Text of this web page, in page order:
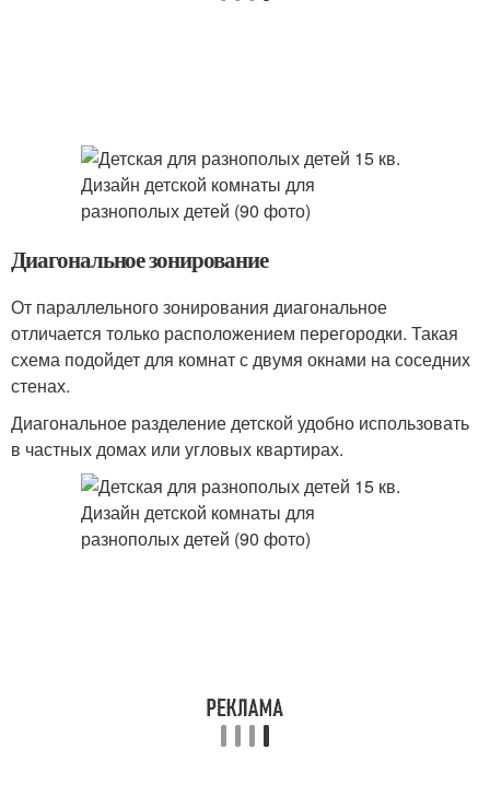
Диагональное зонирование
От параллельного зонирования диагональное
отличается только расположением перегородки. Такая
схема подойдет для комнат с двумя окнами на соседних
стенах.
Диагональное разделение детской удобно использовать
в частных домах или угловых квартирах.